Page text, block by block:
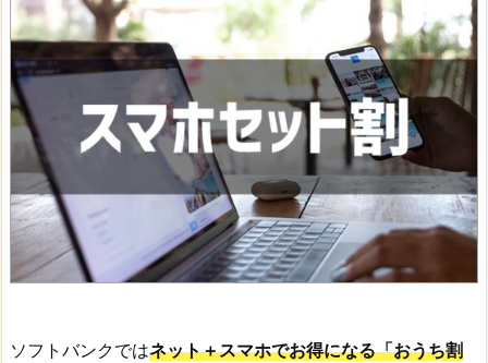
ソフトバンクではネット＋スマホでお得になる「おうち割